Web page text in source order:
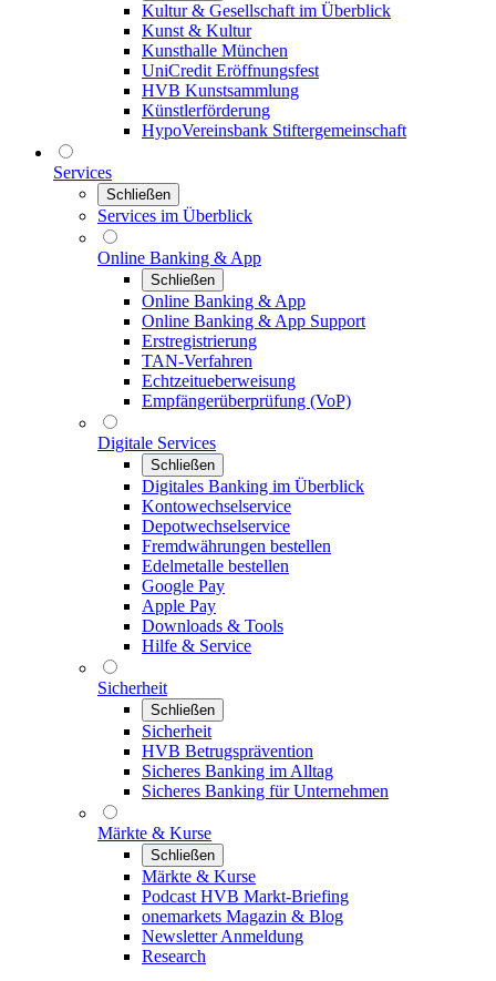
Kultur & Gesellschaft im Überblick
Kunst & Kultur
Kunsthalle München
UniCredit Eröffnungsfest
HVB Kunstsammlung
Künstlerförderung
HypoVereinsbank Stiftergemeinschaft
Services
Schließen
Services im Überblick
Online Banking & App
Schließen
Online Banking & App
Online Banking & App Support
Erstregistrierung
TAN-Verfahren
Echtzeitueberweisung
Empfängerüberprüfung (VoP)
Digitale Services
Schließen
Digitales Banking im Überblick
Kontowechselservice
Depotwechselservice
Fremdwährungen bestellen
Edelmetalle bestellen
Google Pay
Apple Pay
Downloads & Tools
Hilfe & Service
Sicherheit
Schließen
Sicherheit
HVB Betrugsprävention
Sicheres Banking im Alltag
Sicheres Banking für Unternehmen
Märkte & Kurse
Schließen
Märkte & Kurse
Podcast HVB Markt-Briefing
onemarkets Magazin & Blog
Newsletter Anmeldung
Research